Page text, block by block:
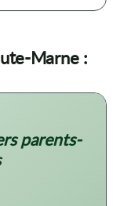
Marne :
parents-